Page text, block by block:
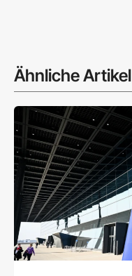
Ähnliche Artikel